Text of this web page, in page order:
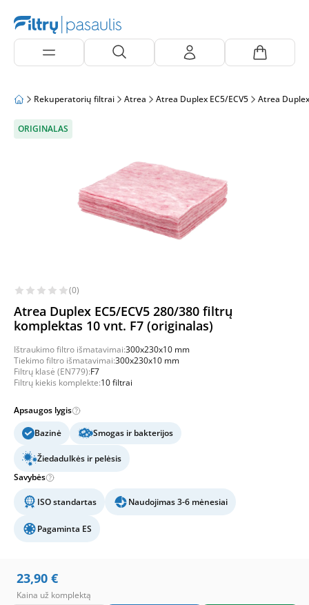
Rekuperatorių filtrai Atrea Atrea Duplex EC5/ECV5 Atrea
ORIGINALAS
(0)
Atrea Duplex EC5/ECV5 280/380 filtrų
komplektas 10 vnt. F7 (originalas)
Ištraukimo filtro išmatavimai:300x230x10 mm
Tiekimo filtro išmatavimai:300x230x10 mm
Filtrų klasė (EN779):F7
Filtrų kiekis komplekte:10 filtrai
Apsaugos lygis
Bazinė
Smogas ir bakterijos
Žiedadulkės ir pelėsis
Savybės
ISO standartas Naudojimas 3-6 mėnesiai
Pagaminta ES
23,90 €
Kaina už komplektą